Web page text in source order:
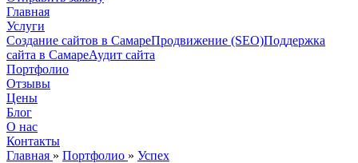
Главная
Услуги
Создание сайтов в СамареПродвижение (SEO)Поддержка
сайта в СамареАудит сайта
Портфолио
Отзывы
Цены
Блог
О нас
Контакты
Главная » Портфолио » Успех